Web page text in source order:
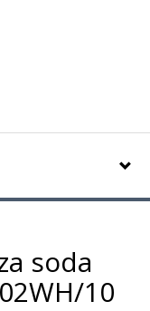
soda
10